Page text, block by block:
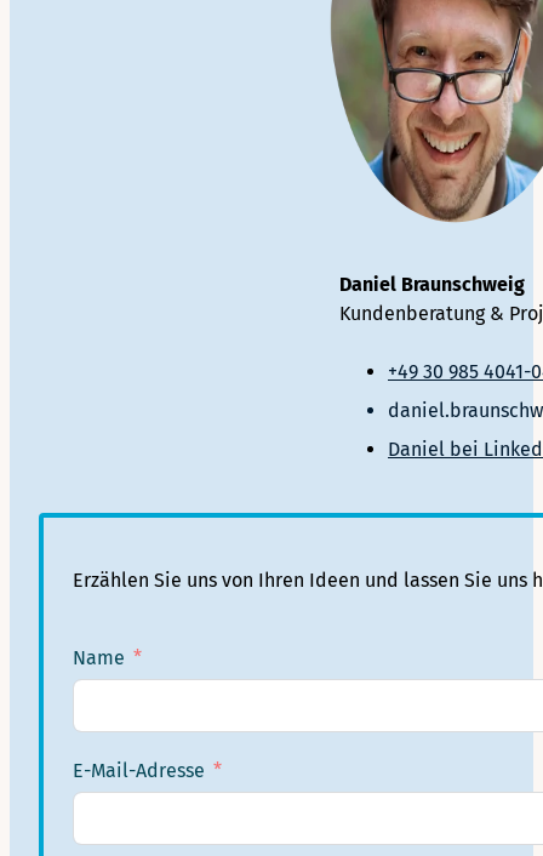
Daniel Braunschweig
Kundenberatung &
+49 30 985 4041-
Daniel bei
Erzählen Sie uns von Ihren Ideen und lassen Sie
Name
E-Mail-Adresse